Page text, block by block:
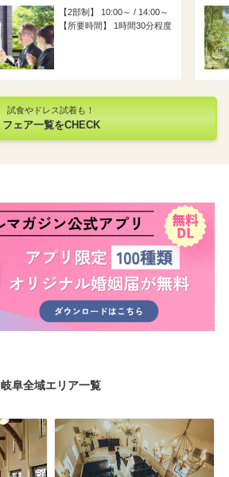
2部制
10:00～ / 14:00～
所要時間
1時間30分程度
試食やドレス試着も！
フェア一覧をCHECK
岐阜全域エリア一覧